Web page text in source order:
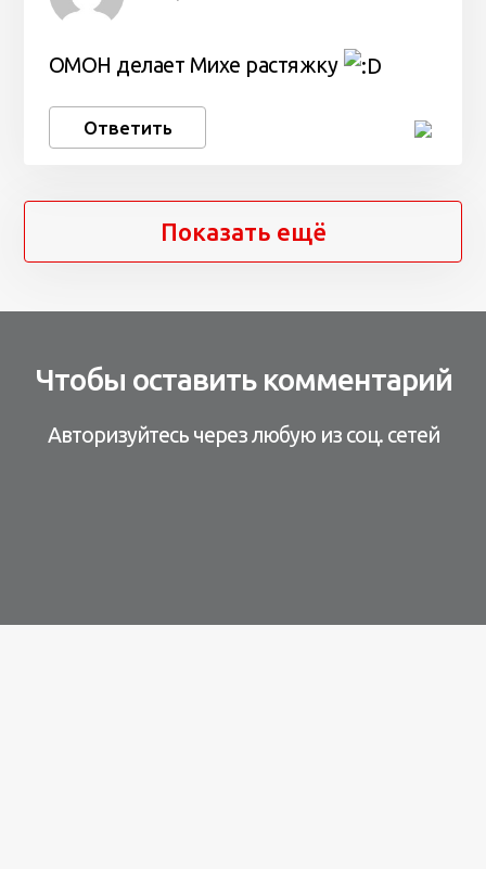
ОМОН делает Михе растяжку
Ответить
Показать ещё
Чтобы оставить комментарий
Авторизуйтесь через любую из соц. сетей